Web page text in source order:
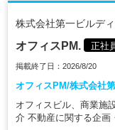
株式会社第一ビルデ
オフィスPM. 正社
掲載終了日：2026/8/20
オフィスPM/株式会社
オフィスビル、商業施
介 不動産に関する企画